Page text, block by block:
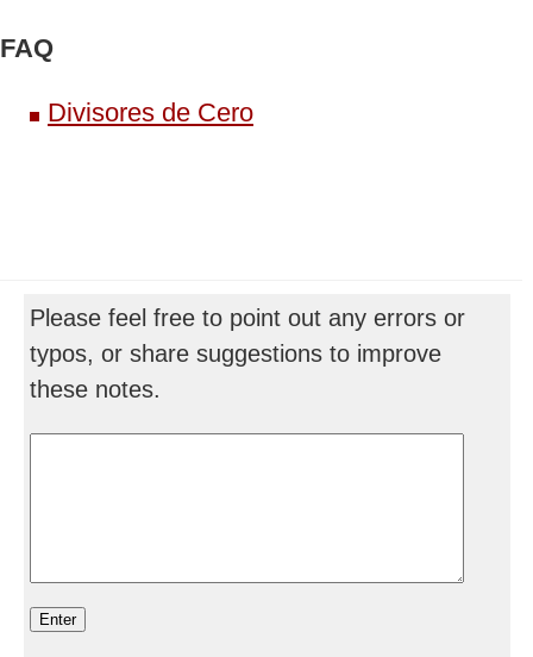
FAQ
Divisores de Cero
Please feel free to point out any errors or
typos, or share suggestions to improve
these notes.